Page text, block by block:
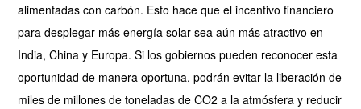
alimentadas con carbón. Esto hace que el incentivo financiero
para desplegar más energía solar sea aún más atractivo en
India, China y Europa. Si los gobiernos pueden reconocer esta
oportunidad de manera oportuna, podrán evitar la liberación de
miles de millones de toneladas de CO2 a la atmósfera y reducir